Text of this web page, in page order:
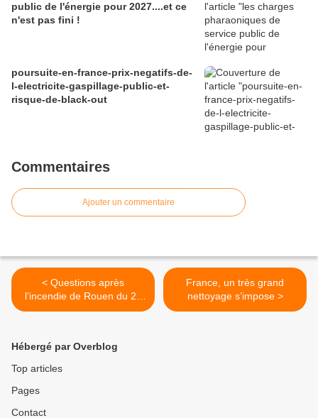
public de l'énergie pour 2027....et ce
n'est pas fini !
poursuite-en-france-prix-negatifs-de-
l-electricite-gaspillage-public-et-
risque-de-black-out
Commentaires
Ajouter un commentaire
< Questions après
l’incendie de Rouen du 26
septembre 2019
France, un très grand
nettoyage s’impose >
Hébergé par Overblog
Top articles
Pages
Contact